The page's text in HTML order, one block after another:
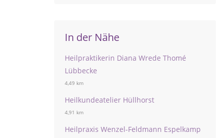
In der Nähe
Heilpraktikerin Diana Wrede Thomé
Lübbecke
4,49 km
Heilkundeatelier Hüllhorst
4,91 km
Heilpraxis Wenzel-Feldmann Espelkamp